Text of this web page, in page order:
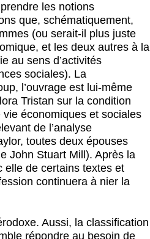
les notions
que, schématiquement,
(ou serait-il plus juste
et les deux autres à la
au sens d’activités
sociales). La
l’ouvrage est lui-même
Tristan sur la condition
économiques et sociales
de l’analyse
toutes deux épouses
John Stuart Mill). Après la
elle de certains textes et
continuera à nier la
Aussi, la classification
répondre au besoin de